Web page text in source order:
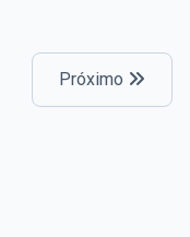
Próximo